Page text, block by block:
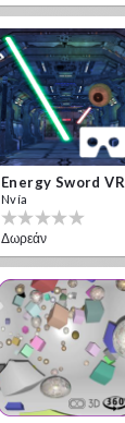
Energy Sword VR
Nvía
Δωρεάν